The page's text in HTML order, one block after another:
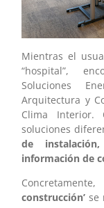
Mientras el
“hospital”,
Soluciones
Arquitectura y
Clima Interior.
soluciones
de
información de
construcción’se